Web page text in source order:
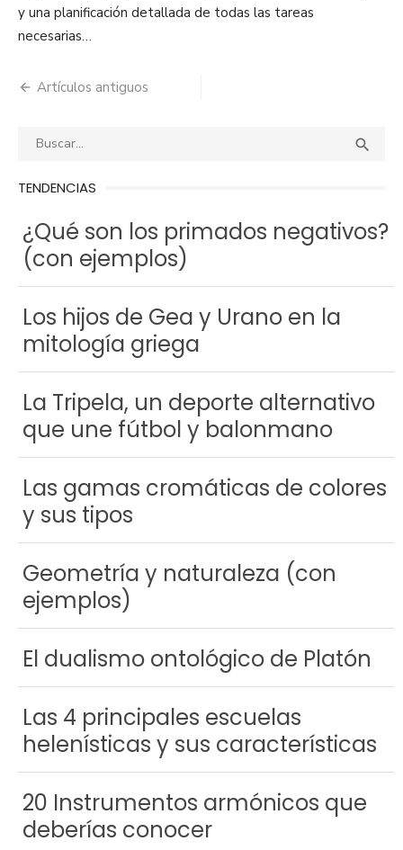
y una planificación detallada de todas las tareas
necesarias…
de
Artículos antiguos
Buscar: 
TENDENCIAS
¿Qué son los primados negativos?
(con ejemplos)
Los hijos de Gea y Urano en la
mitología griega
La Tripela, un deporte alternativo
que une fútbol y balonmano
Las gamas cromáticas de colores
y sus tipos
Geometría y naturaleza (con
ejemplos)
El dualismo ontológico de Platón
Las 4 principales escuelas
helenísticas y sus características
20 Instrumentos armónicos que
deberías conocer